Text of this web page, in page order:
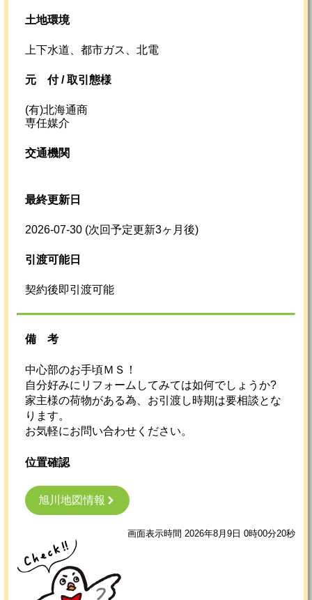
土地環境
上下水道、都市ガス、北電
元 付 /取引態様
(有)北海通商
専任媒介
交通機関
最終更新日
2026-07-30 (次回予定更新3ヶ月後)
引渡可能日
契約後即引渡可能
備考
中心部のお手頃ＭＳ！
自分好みにリフォームしてみては如何でしょうか?
家主様の荷物がある為、お引渡し時期は要相談とな
ります。
お気軽にお問い合わせください。
位置確認
旭川地図情報
画面表示時間 2026年8月9日 0時00分20秒